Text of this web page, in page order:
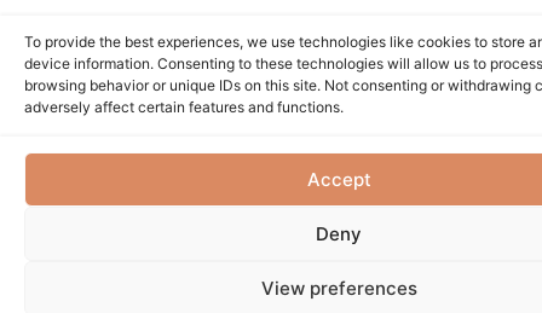
To provide the best experiences, we use technologies like cookies to store
device information. Consenting to these technologies will allow us to
browsing behavior or unique IDs on this site. Not consenting or withdrawing
adversely affect certain features and functions.
Accept
Deny
View preferences